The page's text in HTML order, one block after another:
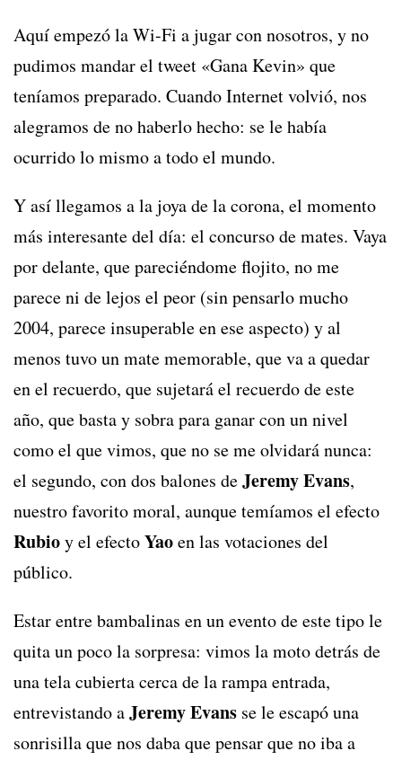
Aquí empezó la Wi-Fi a jugar con nosotros, y no
pudimos mandar el tweet «Gana Kevin» que
teníamos preparado. Cuando Internet volvió, nos
alegramos de no haberlo hecho: se le había
ocurrido lo mismo a todo el mundo.
Y así llegamos a la joya de la corona, el momento
más interesante del día: el concurso de mates. Vaya
por delante, que pareciéndome flojito, no me
parece ni de lejos el peor (sin pensarlo mucho
2004, parece insuperable en ese aspecto) y al
menos tuvo un mate memorable, que va a quedar
en el recuerdo, que sujetará el recuerdo de este
año, que basta y sobra para ganar con un nivel
como el que vimos, que no se me olvidará nunca:
el segundo, con dos balones deJeremy Evans,
nuestro favorito moral, aunque temíamos el efecto
Rubioy el efectoYaoen las votaciones del
público.
Estar entre bambalinas en un evento de este tipo le
quita un poco la sorpresa: vimos la moto detrás de
una tela cubierta cerca de la rampa entrada,
entrevistando aJeremy Evans se le escapó una
sonrisilla que nos daba que pensar que no iba a